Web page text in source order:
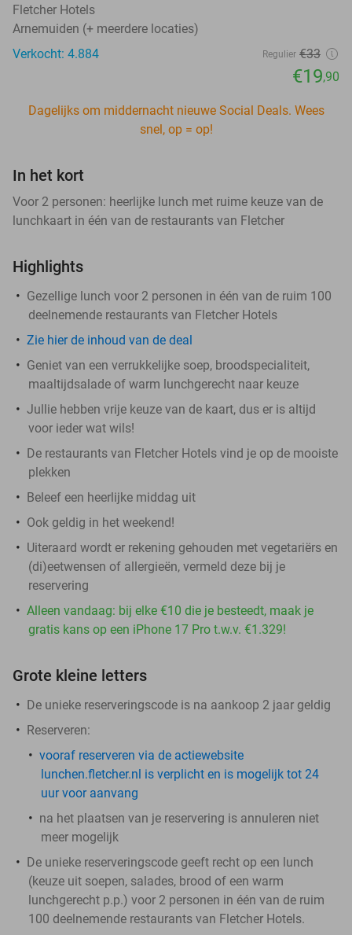
Fletcher Hotels
Arnemuiden (+ meerdere locaties)
Verkocht: 4.884
Regulier €33
€19,90
Dagelijks om middernacht nieuwe Social Deals. Wees
snel, op = op!
In het kort
Voor 2 personen: heerlijke lunch met ruime keuze van de
lunchkaart in één van de restaurants van Fletcher
Highlights
Gezellige lunch voor 2 personen in één van de ruim 100
deelnemende restaurants van Fletcher Hotels
Zie hier de inhoud van de deal
Geniet van een verrukkelijke soep, broodspecialiteit,
maaltijdsalade of warm lunchgerecht naar keuze
Jullie hebben vrije keuze van de kaart, dus er is altijd
voor ieder wat wils!
De restaurants van Fletcher Hotels vind je op de mooiste
plekken
Beleef een heerlijke middag uit
Ook geldig in het weekend!
Uiteraard wordt er rekening gehouden met vegetariërs en
(di)eetwensen of allergieën, vermeld deze bij je
reservering
Alleen vandaag: bij elke €10 die je besteedt, maak je
gratis kans op een iPhone 17 Pro t.w.v. €1.329!
Grote kleine letters
De unieke reserveringscode is na aankoop 2 jaar geldig
Reserveren:
vooraf reserveren via de actiewebsite
lunchen.fletcher.nl is verplicht en is mogelijk tot 24
uur voor aanvang
na het plaatsen van je reservering is annuleren niet
meer mogelijk
De unieke reserveringscode geeft recht op een lunch
(keuze uit soepen, salades, brood of een warm
lunchgerecht p.p.) voor 2 personen in één van de ruim
100 deelnemende restaurants van Fletcher Hotels.